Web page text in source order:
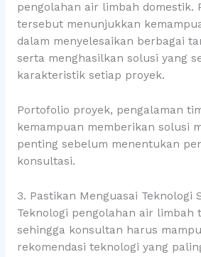
pengolahan air limbah domestik.
tersebut menunjukkan
dalam menyelesaikan berbagai
serta menghasilkan solusi yang
karakteristik setiap proyek.
Portofolio proyek, pengalaman
kemampuan memberikan solusi
penting sebelum menentukan
konsultasi.
3. Pastikan Menguasai Teknologi
Teknologi pengolahan air limbah
sehingga konsultan harus
rekomendasi teknologi yang